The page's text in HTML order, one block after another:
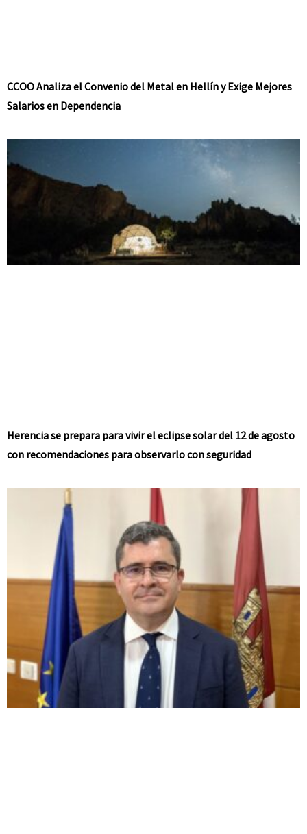
CCOO Analiza el Convenio del Metal en Hellín y Exige Mejores
Salarios en Dependencia
Herencia se prepara para vivir el eclipse solar del 12 de agosto
con recomendaciones para observarlo con seguridad